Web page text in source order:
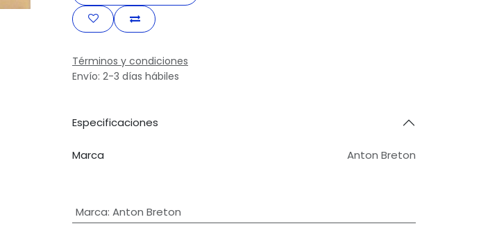
Términos y condiciones
Envío: 2-3 días hábiles
Especificaciones
Marca Anton Breton
Marca: Anton Breton